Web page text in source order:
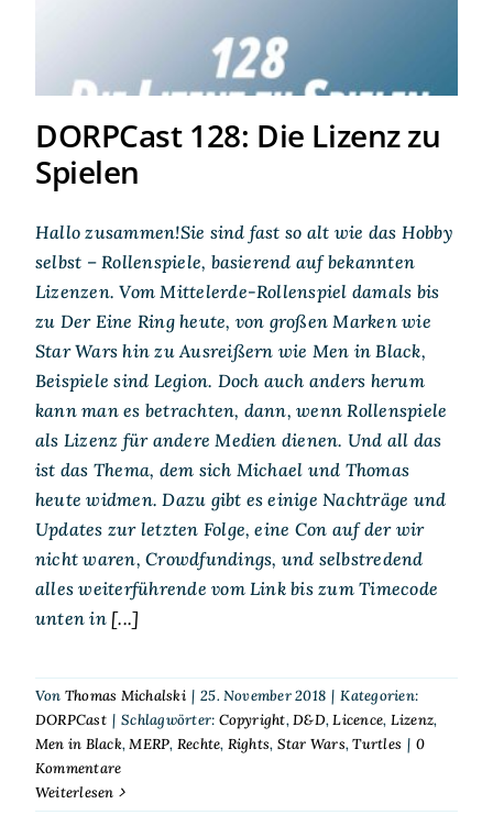
DORPCast 128: Die Lizenz zu
Spielen
Hallo zusammen!Sie sind fast so alt wie das Hobby
selbst – Rollenspiele, basierend auf bekannten
Lizenzen. Vom Mittelerde-Rollenspiel damals bis
zu Der Eine Ring heute, von großen Marken wie
Star Wars hin zu Ausreißern wie Men in Black,
Beispiele sind Legion. Doch auch anders herum
kann man es betrachten, dann, wenn Rollenspiele
als Lizenz für andere Medien dienen. Und all das
ist das Thema, dem sich Michael und Thomas
heute widmen. Dazu gibt es einige Nachträge und
Updates zur letzten Folge, eine Con auf der wir
nicht waren, Crowdfundings, und selbstredend
alles weiterführende vom Link bis zum Timecode
unten in[...]
Von Thomas Michalski | 25. November 2018 | Kategorien:
DORPCast | Schlagwörter: Copyright,D&D,Licence, Lizenz,
Men in Black,MERP, Rechte, Rights, Star Wars,Turtles | 0
Kommentare
Weiterlesen